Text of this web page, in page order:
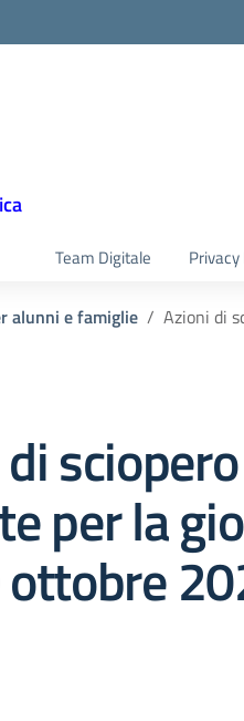
Team Digitale
alunni e famiglie Azioni di
sciopero
per la